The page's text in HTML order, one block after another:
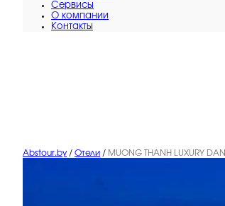
Сервисы
O компании
Контакты
Abstour.by / Отели / MUONG THANH LUXURY